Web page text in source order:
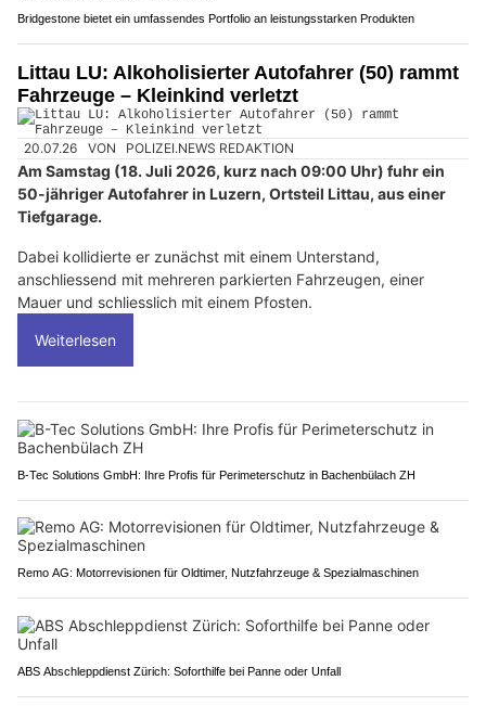
Bridgestone bietet ein umfassendes Portfolio an leistungsstarken Produkten
Littau LU: Alkoholisierter Autofahrer (50) rammt
Fahrzeuge – Kleinkind verletzt
20.07.26 VON POLIZEI.NEWS REDAKTION
Am Samstag (18. Juli 2026, kurz nach 09:00 Uhr) fuhr ein
50-jähriger Autofahrer in Luzern, Ortsteil Littau, aus einer
Tiefgarage.
Dabei kollidierte er zunächst mit einem Unterstand,
anschliessend mit mehreren parkierten Fahrzeugen, einer
Mauer und schliesslich mit einem Pfosten.
Weiterlesen
B-Tec Solutions GmbH: Ihre Profis für Perimeterschutz in Bachenbülach ZH
Remo AG: Motorrevisionen für Oldtimer, Nutzfahrzeuge & Spezialmaschinen
ABS Abschleppdienst Zürich: Soforthilfe bei Panne oder Unfall